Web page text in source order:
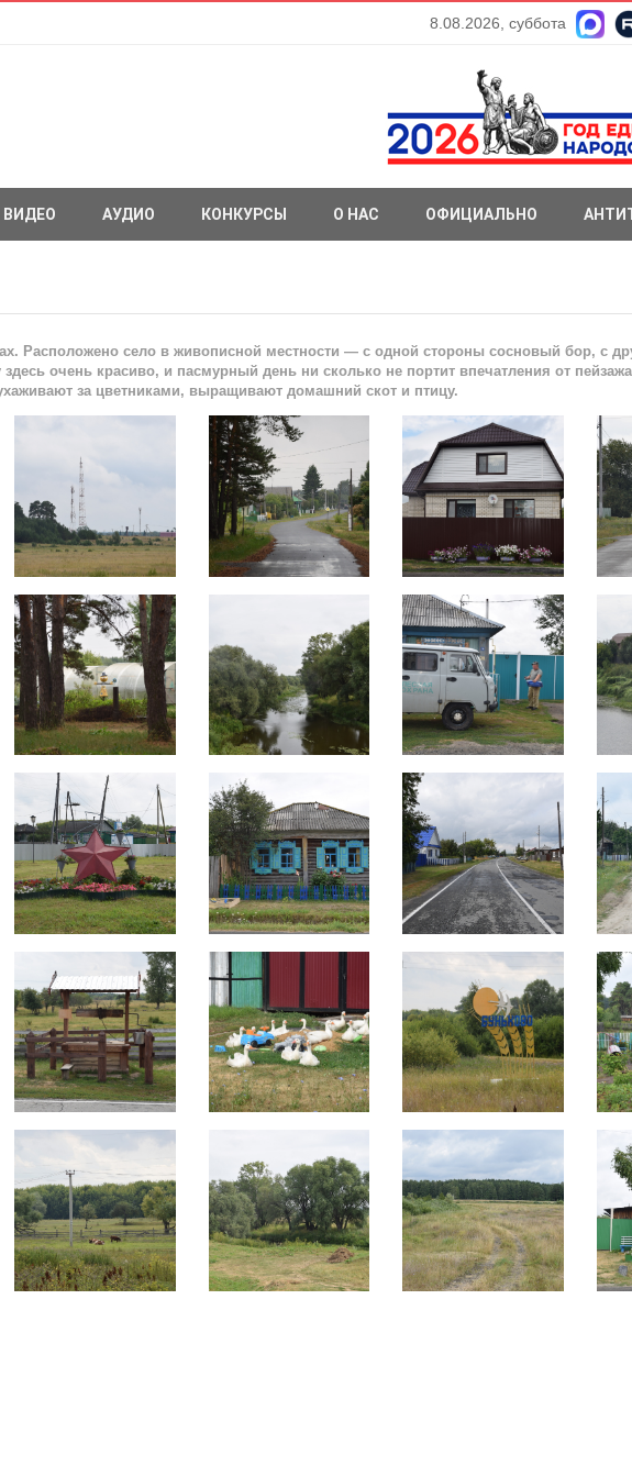
8.08.2026, суббота
ВИДЕО АУДИО КОНКУРСЫ О НАС ОФИЦИАЛЬНО
Расположено село в живописной местности — с одной стороны сосновый бор, с
очень красиво, и пасмурный день ни сколько не портит впечатления от
за цветниками, выращивают домашний скот и птицу.